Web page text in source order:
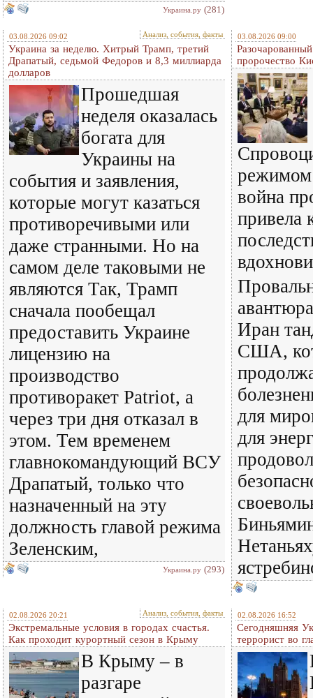
Украина.ру (281)
03.08.2026 09:02 Анализ, события, факты
Украина за неделю. Хитрый Трамп, третий
Драпатый, седьмой Федоров и 8,3 миллиарда
долларов
Прошедшая
неделя оказалась
богата для
Украины на
события и заявления,
которые могут казаться
противоречивыми или
даже странными. Но на
самом деле таковыми не
являются Так, Трамп
сначала пообещал
предоставить Украине
лицензию на
производство
противоракет Patriot, а
через три дня отказал в
этом. Тем временем
главнокомандующий ВСУ
Драпатый, только что
назначенный на эту
должность главой режима
Зеленским,
Украина.ру (293)
03.08.2026 09:00
пророчество
режимом
война
привела
Иран
США,
для
для
02.08.2026 20:21 Анализ, события, факты
Экстремальные условия в городах счастья.
Как проходит курортный сезон в Крыму
В Крыму – в
разгаре
02.08.2026 16:52
Сегодняшняя
террорист во